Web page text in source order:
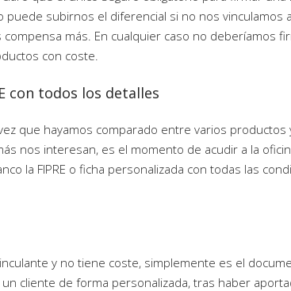
puede subirnos el diferencial si no nos vinculamos
compensa más. En cualquier caso no deberíamos
con coste.
con todos los detalles
que hayamos comparado entre varios
nos interesan, es el momento de acudir a la
la FIPRE o ficha personalizada con todas las
y no tiene coste, simplemente es el
cliente de forma personalizada, tras haber